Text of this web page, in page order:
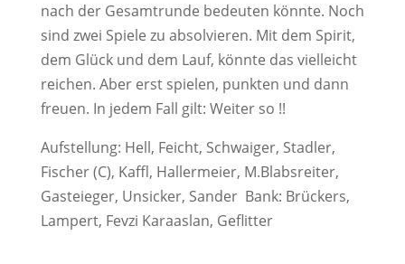
nach der Gesamtrunde bedeuten könnte. Noch
sind zwei Spiele zu absolvieren. Mit dem Spirit,
dem Glück und dem Lauf, könnte das vielleicht
reichen. Aber erst spielen, punkten und dann
freuen. In jedem Fall gilt: Weiter so !!
Aufstellung: Hell, Feicht, Schwaiger, Stadler,
Fischer (C), Kaffl, Hallermeier, M.Blabsreiter,
Gasteieger, Unsicker, Sander Bank: Brückers,
Lampert, Fevzi Karaaslan, Geflitter